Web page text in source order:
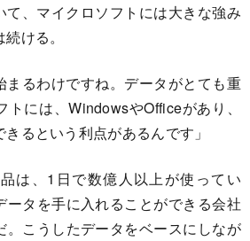
、マイクロソフトには大きな強み
ける。
まるわけですね。データがとても重
には、WindowsやOfficeがあり、
るという利点があるんです」
は、1日で数億人以上が使ってい
ータを手に入れることができる会社
。こうしたデータをベースにしなが